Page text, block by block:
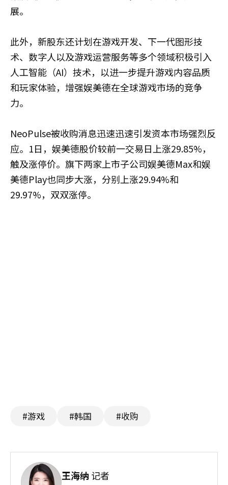
展。
此外，新股东还计划在游戏开发、下一代图形技
术、数字人以及游戏运营服务等多个领域积极引入
人工智能（AI）技术，以进一步提升游戏内容品质
和玩家体验，增强娱美德在全球游戏市场的竞争
力。
NeoPulse被收购消息迅速迅速引发资本市场强烈反
应。1日，娱美德股价较前一交易日上涨29.85%，
触及涨停价。旗下两家上市子公司娱美德Max和娱
美德Play也同步大涨，分别上涨29.94%和
29.97%，双双涨停。
#游戏 #韩国 #收购
王海纳 记者